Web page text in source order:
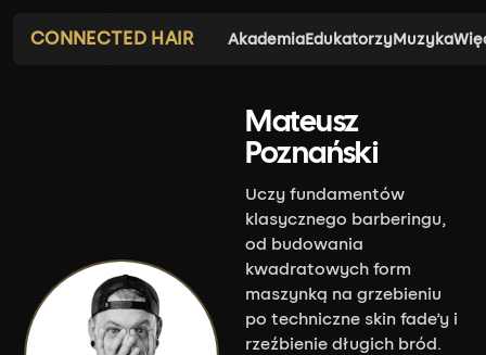
CONNECTED HAIR AkademiaEdukatorzyMuzyka
Mateusz
Poznański
Uczy fundamentów
klasycznego barberingu,
od budowania
kwadratowych form
maszynką na grzebieniu
po techniczne skin fade’y i
rzeźbienie długich bród.